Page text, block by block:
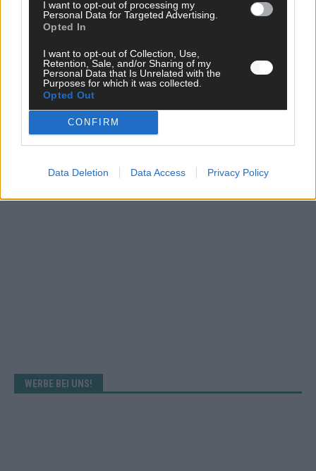
I want to opt-out of processing my
Personal Data for Targeted Advertising.
Opted In
I want to opt-out of Collection, Use,
Retention, Sale, and/or Sharing of my
Personal Data that Is Unrelated with the
Purposes for which it was collected.
Opted Out
CONFIRM
Data Deletion Data Access Privacy Policy
Schwächen und unsere Tipps
Mai 2026
EUROVISION
Vier Sieger gleichzeitig, Manipulationsverdacht, Jury-
Comeback: Die turbulente Geschichte der ESC-Wertung
Mai 2026
WERBE BEI UNS!